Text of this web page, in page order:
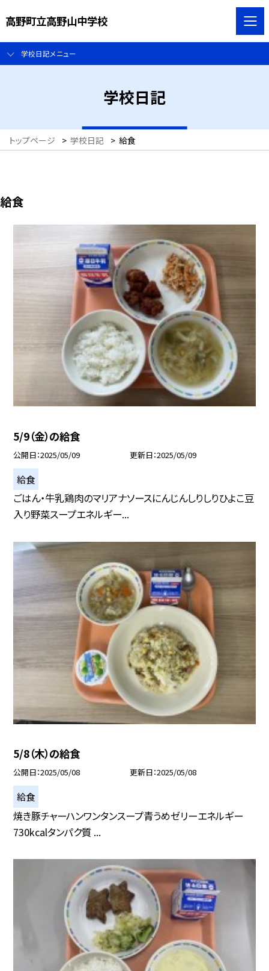
高野町立高野山中学校
学校日記メニュー
学校日記
トップページ > 学校日記 > 給食
給食
5/9（金）の給食
公開日 2025/05/09 更新日 2025/05/09
給食
ごはん・牛乳鶏肉のマリアナソースにんじんしりしりひよこ豆
入り野菜スープエネルギー...
5/8（木）の給食
公開日 2025/05/08 更新日 2025/05/08
給食
焼き豚チャーハンワンタンスープ青うめゼリーエネルギー
730kcalタンパク質 ...